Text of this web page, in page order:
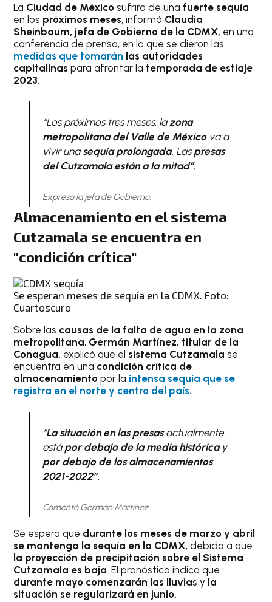
La Ciudad de México sufrirá de una fuerte sequía
en los próximos meses, informó Claudia
Sheinbaum, jefa de Gobierno de la CDMX, en una
conferencia de prensa, en la que se dieron las
medidas que tomarán las autoridades
capitalinaspara afrontar la temporada de estiaje
2023.
“Los próximos tres meses, lazona
metropolitana del Valle de México va a
vivir unasequía prolongada. Laspresas
del Cutzamala están a la mitad”.
Expresó la jefa de Gobierno.
Almacenamiento en el sistema
Cutzamala se encuentra en
"condición crítica"
Se esperan meses de sequía en la CDMX. Foto:
Cuartoscuro
Sobre las causas de la falta de agua en la zona
metropolitana, Germán Martínez, titular de la
Conagua, explicó que el sistema Cutzamala se
encuentra en una condición crítica de
almacenamiento por la intensa sequía que se
registra en el norte y centro del país.
“La situación en las presasactualmente
estápor debajo de la media histórica y
por debajo de los almacenamientos
2021-2022″.
Comentó Germán Martínez.
Se espera que durante los meses de marzo y abril
se mantenga la sequía en la CDMX,debido a que
la proyección de precipitación sobre el Sistema
Cutzamala es baja. El pronóstico indica que
durante mayo comenzarán las lluvias y la
situación se regularizará en junio.